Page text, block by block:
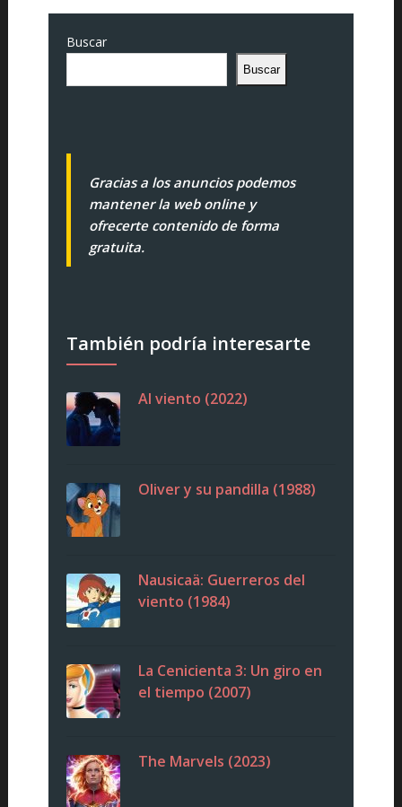
Buscar
Buscar
Gracias a los anuncios podemos
mantener la web online y
ofrecerte contenido de forma
gratuita.
También podría interesarte
Al viento (2022)
Oliver y su pandilla (1988)
Nausicaä: Guerreros del
viento (1984)
La Cenicienta 3: Un giro en
el tiempo (2007)
The Marvels (2023)